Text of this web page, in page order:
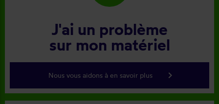
J'ai un problème
sur mon matériel
Nous vous aidons à en savoir plus keyboard_arrow_right